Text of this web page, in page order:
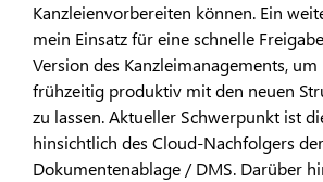
Kanzleienvorbereiten können. Ein
mein Einsatz für eine schnelle
Version des Kanzleimanagements, um
frühzeitig produktiv mit den neuen
zu lassen. Aktueller Schwerpunkt ist
hinsichtlich des Cloud-Nachfolgers der
Dokumentenablage / DMS. Darüber